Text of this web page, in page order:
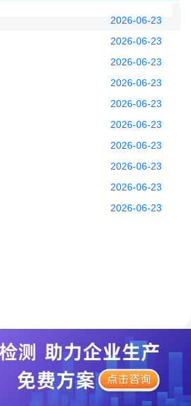
2026-06-23
2026-06-23
2026-06-23
2026-06-23
2026-06-23
2026-06-23
2026-06-23
2026-06-23
2026-06-23
2026-06-23